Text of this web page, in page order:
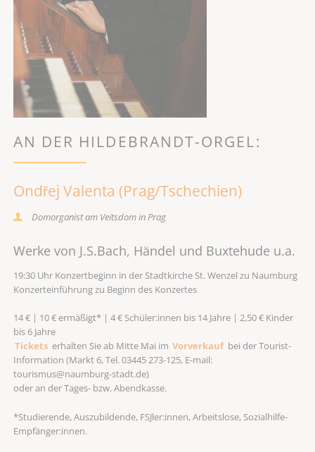
AN DER HILDEBRANDT-ORGEL:
Ondřej Valenta (Prag/Tschechien)
Domorganist am Veitsdom in Prag
Werke von J.S.Bach, Händel und Buxtehude u.a.
19:30 Uhr Konzertbeginn in der Stadtkirche St. Wenzel zu Naumburg
Konzerteinführung zu Beginn des Konzertes
14 € | 10 € ermäßigt* | 4 € Schüler:innen bis 14 Jahre | 2,50 € Kinder
bis 6 Jahre
Tickets erhalten Sie ab Mitte Mai im Vorverkauf bei der Tourist-
Information (Markt 6, Tel. 03445 273-125, E-mail:
tourismus@naumburg-stadt.de)
oder an der Tages- bzw. Abendkasse.
*Studierende, Auszubildende, FSJler:innen, Arbeitslose, Sozialhilfe-
Empfänger:innen.